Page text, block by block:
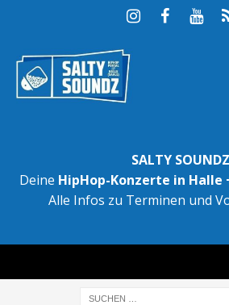
SALTY SOUNDZ
Deine HipHop-Konzerte in Halle
Alle Infos zu Terminen und